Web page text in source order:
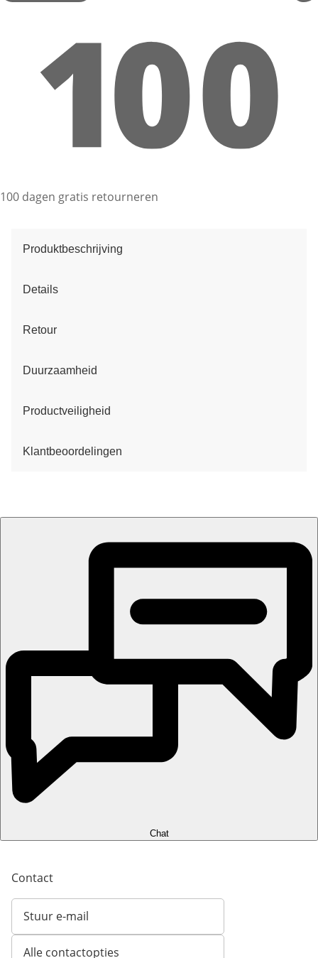
100 dagen gratis retourneren
Produktbeschrijving
Details
Retour
Duurzaamheid
Productveiligheid
Klantbeoordelingen
Chat
Contact
Stuur e-mail
Opent e-mailclient
Alle contactopties